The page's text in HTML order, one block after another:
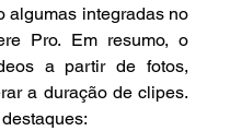
algumas integradas no
Pro. Em resumo, o
a partir de fotos,
a duração de clipes.